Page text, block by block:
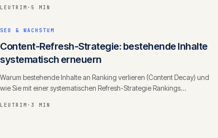
LEUTRIM · 5 MIN
SEO & WACHSTUM
Content-Refresh-Strategie: bestehende Inhalte
systematisch erneuern
Warum bestehende Inhalte an Ranking verlieren (Content Decay) und
wie Sie mit einer systematischen Refresh-Strategie Rankings
LEUTRIM · 3 MIN